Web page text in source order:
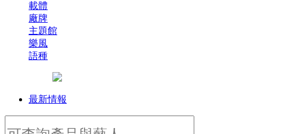
載體
廠牌
主題館
樂風
語種
最新情報